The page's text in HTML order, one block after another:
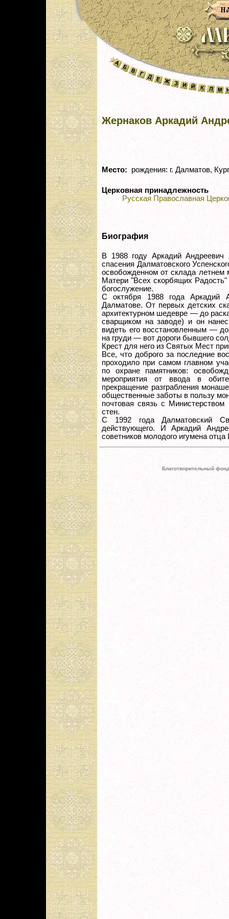
Жернаков Аркадий
Место: рождения: г. Далматов,
Церковная принадлежность
Русская Православная
Биография
В 1988 году Аркадий
спасения Далматовского
освобожденном от склада
Матери "Всех скорбящих
богослужение.
С октября 1988 года Аркадий
Далматове. От первых детских
архитектурном шедевре — до
сварщиком на заводе) и он
видеть его восстановленным —
на груди — вот дороги бывшего
Крест для него из Святых Мест
Все, что доброго за последние
проходило при самом главном
по охране памятников:
мероприятия от ввода в
прекращение разграбления
общественные заботы в пользу
почтовая связь с
стен.
С 1992 года Далматовский
действующего. И Аркадий
советников молодого игумена отца
Благотворительный